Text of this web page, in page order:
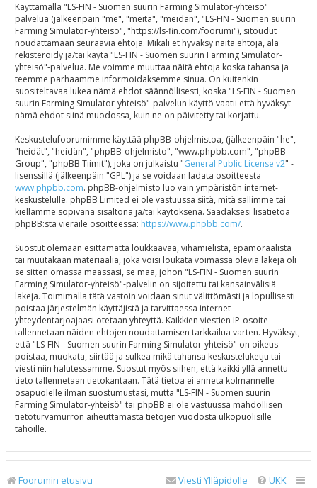
Käyttämällä "LS-FIN - Suomen suurin Farming Simulator-yhteisö"
palvelua (jälkeenpäin "me", "meitä", "meidän", "LS-FIN - Suomen suurin
Farming Simulator-yhteisö", "https://ls-fin.com/foorumi"), sitoudut
noudattamaan seuraavia ehtoja. Mikäli et hyväksy näitä ehtoja, älä
rekisteröidy ja/tai käytä "LS-FIN - Suomen suurin Farming Simulator-
yhteisö"-palvelua. Me voimme muuttaa näitä ehtoja koska tahansa ja
teemme parhaamme informoidaksemme sinua. On kuitenkin
suositeltavaa lukea nämä ehdot säännöllisesti, koska "LS-FIN - Suomen
suurin Farming Simulator-yhteisö"-palvelun käyttö vaatii että hyväksyt
nämä ehdot siinä muodossa, kuin ne on päivitetty tai korjattu.
Keskustelufoorumimme käyttää phpBB-ohjelmistoa, (jälkeenpäin "he",
"heidät", "heidän", "phpBB-ohjelmisto", "www.phpbb.com", "phpBB
Group", "phpBB Tiimit"), joka on julkaistu "General Public License v2" -
lisenssillä (jälkeenpäin "GPL") ja se voidaan ladata osoitteesta
www.phpbb.com. phpBB-ohjelmisto luo vain ympäristön internet-
keskustelulle. phpBB Limited ei ole vastuussa siitä, mitä sallimme tai
kiellämme sopivana sisältönä ja/tai käytöksenä. Saadaksesi lisätietoa
phpBB:stä vieraile osoitteessa: https://www.phpbb.com/.
Suostut olemaan esittämättä loukkaavaa, vihamielistä, epämoraalista
tai muutakaan materiaalia, joka voisi loukata voimassa olevia lakeja oli
se sitten omassa maassasi, se maa, johon "LS-FIN - Suomen suurin
Farming Simulator-yhteisö"-palvelin on sijoitettu tai kansainvälisiä
lakeja. Toimimalla tätä vastoin voidaan sinut välittömästi ja lopullisesti
poistaa järjestelmän käyttäjistä ja tarvittaessa internet-
yhteydentarjoajaasi otetaan yhteyttä. Kaikkien viestien IP-osoite
tallennetaan näiden ehtojen noudattamisen tarkkailua varten. Hyväksyt,
että "LS-FIN - Suomen suurin Farming Simulator-yhteisö" on oikeus
poistaa, muokata, siirtää ja sulkea mikä tahansa keskusteluketju tai
viesti niin halutessamme. Suostut myös siihen, että kaikki yllä annettu
tieto tallennetaan tietokantaan. Tätä tietoa ei anneta kolmannelle
osapuolelle ilman suostumustasi, mutta "LS-FIN - Suomen suurin
Farming Simulator-yhteisö" tai phpBB ei ole vastuussa mahdollisen
tietoturvamurron aiheuttamasta tietojen vuodosta ulkopuolisille
tahoille.
Foorumin etusivu UKK
Viesti Ylläpidolle